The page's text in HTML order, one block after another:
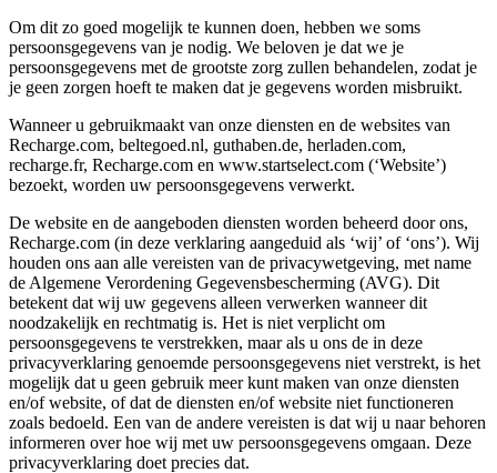
Om dit zo goed mogelijk te kunnen doen, hebben we soms
persoonsgegevens van je nodig. We beloven je dat we je
persoonsgegevens met de grootste zorg zullen behandelen, zodat je
je geen zorgen hoeft te maken dat je gegevens worden misbruikt.
Wanneer u gebruikmaakt van onze diensten en de websites van
Recharge.com, beltegoed.nl, guthaben.de, herladen.com,
recharge.fr, Recharge.com en www.startselect.com (‘Website’)
bezoekt, worden uw persoonsgegevens verwerkt.
De website en de aangeboden diensten worden beheerd door ons,
Recharge.com (in deze verklaring aangeduid als ‘wij’ of ‘ons’). Wij
houden ons aan alle vereisten van de privacywetgeving, met name
de Algemene Verordening Gegevensbescherming (AVG). Dit
betekent dat wij uw gegevens alleen verwerken wanneer dit
noodzakelijk en rechtmatig is. Het is niet verplicht om
persoonsgegevens te verstrekken, maar als u ons de in deze
privacyverklaring genoemde persoonsgegevens niet verstrekt, is het
mogelijk dat u geen gebruik meer kunt maken van onze diensten
en/of website, of dat de diensten en/of website niet functioneren
zoals bedoeld. Een van de andere vereisten is dat wij u naar behoren
informeren over hoe wij met uw persoonsgegevens omgaan. Deze
privacyverklaring doet precies dat.